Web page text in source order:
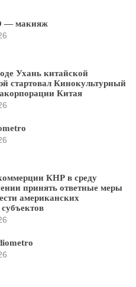
— макияж
Ухань китайской
стартовал Кинокультурный
Китая
КНР в среду
принять ответные меры
американских